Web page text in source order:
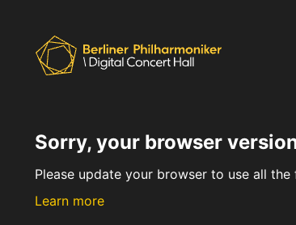
Sorry, your browser
Please update your browser to use all
Learn more